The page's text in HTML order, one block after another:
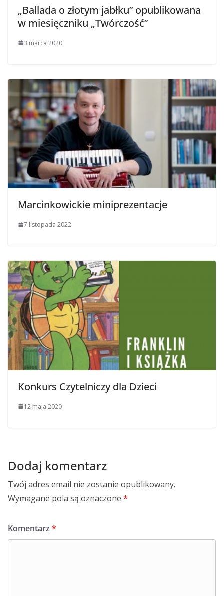
„Ballada o złotym jabłku” opublikowana
w miesięczniku „Twórczość”
3 marca 2020
Marcinkowickie miniprezentacje
7 listopada 2022
Konkurs Czytelniczy dla Dzieci
12 maja 2020
Dodaj komentarz
Twój adres email nie zostanie opublikowany.
Wymagane pola są oznaczone *
Komentarz *